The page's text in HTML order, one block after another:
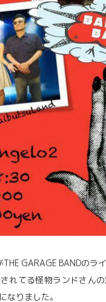
GARAGE BANDのラ
れてる怪物ランドさん
なりました。